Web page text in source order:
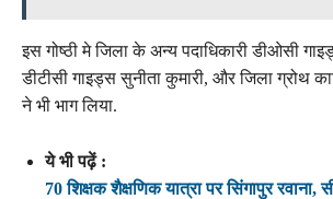
इस गोष्ठी मे जिला के अन्य पदाधिकारी डीओसी
डीटीसी गाइड्स सुनीता कुमारी, और जिला ग्रोथ
ने भी भाग लिया.
ये भी पढ़ें :
70 शिक्षक शैक्षणिक यात्रा पर सिंगापुर रवाना,